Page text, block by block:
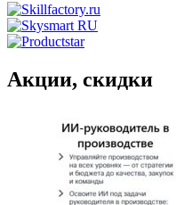
Акции, скидки